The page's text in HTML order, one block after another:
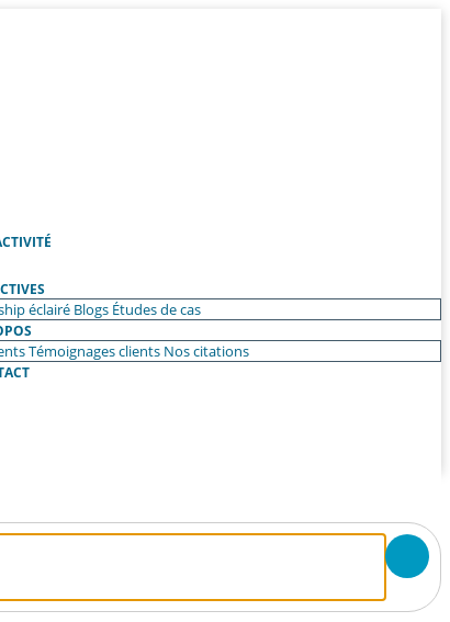
éclairé Blogs Études de cas
Témoignages clients Nos citations